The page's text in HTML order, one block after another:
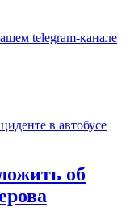
telegram-канале
об